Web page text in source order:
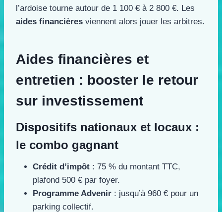
l’ardoise tourne autour de 1 100 € à 2 800 €. Les
aides financières viennent alors jouer les arbitres.
Aides financières et
entretien : booster le retour
sur investissement
Dispositifs nationaux et locaux :
le combo gagnant
Crédit d’impôt : 75 % du montant TTC,
plafond 500 € par foyer.
Programme Advenir : jusqu’à 960 € pour un
parking collectif.